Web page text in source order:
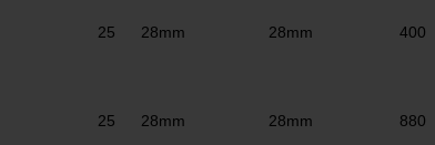
25 28mm 28mm 400
25 28mm 28mm 880